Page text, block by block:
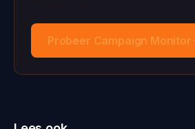
Probeer Campaign Monitor